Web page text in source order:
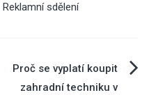
Reklamní sdělení
Proč se vyplatí koupit
zahradní techniku v